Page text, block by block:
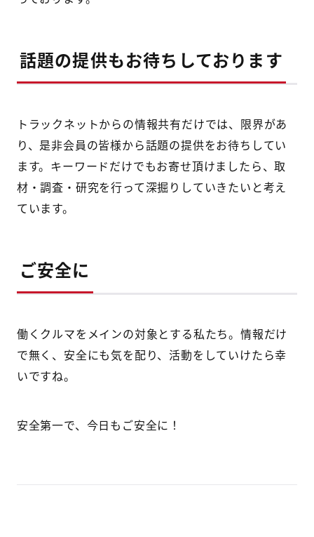
話題の提供もお待ちしております
トラックネットからの情報共有だけでは、限界があ
り、是非会員の皆様から話題の提供をお待ちしてい
ます。キーワードだけでもお寄せ頂けましたら、取
材・調査・研究を行って深掘りしていきたいと考え
ています。
ご安全に
働くクルマをメインの対象とする私たち。情報だけ
で無く、安全にも気を配り、活動をしていけたら幸
いですね。
安全第一で、今日もご安全に！